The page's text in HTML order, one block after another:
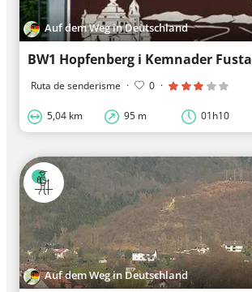
Auf dem Weg in Deutschland
BW1 Hopfenberg i Kemnader Fusta
Ruta de senderisme · 0 ·
5,04 km 95 m 01h10
Auf dem Weg in Deutschland